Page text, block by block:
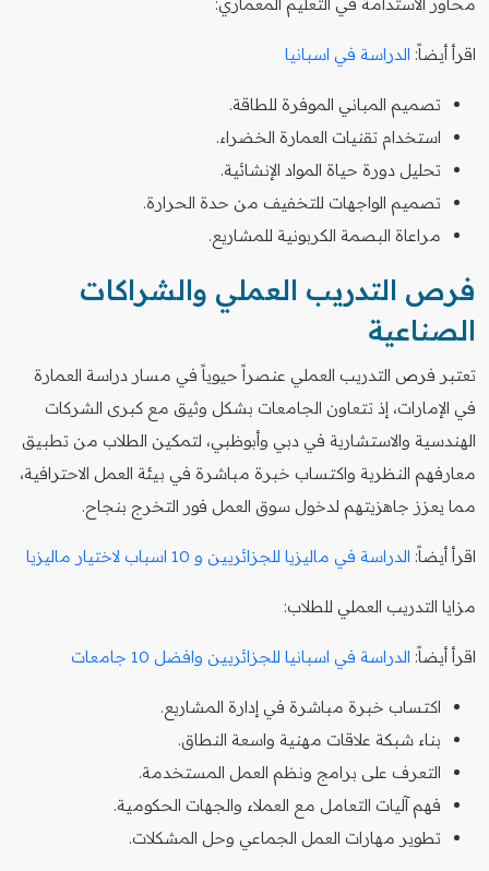
محاور الاستدامة في التعليم المعماري:
اقرأ أيضاً: الدراسة في اسبانيا
تصميم المباني الموفرة للطاقة.
استخدام تقنيات العمارة الخضراء.
تحليل دورة حياة المواد الإنشائية.
تصميم الواجهات للتخفيف من حدة الحرارة.
مراعاة البصمة الكربونية للمشاريع.
فرص التدريب العملي والشراكات
الصناعية
تعتبر فرص التدريب العملي عنصراً حيوياً في مسار دراسة العمارة
في الإمارات، إذ تتعاون الجامعات بشكل وثيق مع كبرى الشركات
الهندسية والاستشارية في دبي وأبوظبي، لتمكين الطلاب من تطبيق
معارفهم النظرية واكتساب خبرة مباشرة في بيئة العمل الاحترافية،
مما يعزز جاهزيتهم لدخول سوق العمل فور التخرج بنجاح.
اقرأ أيضاً: الدراسة في ماليزيا للجزائريين و 10 اسباب لاختيار ماليزيا
مزايا التدريب العملي للطلاب:
اقرأ أيضاً: الدراسة في اسبانيا للجزائريين وافضل 10 جامعات
اكتساب خبرة مباشرة في إدارة المشاريع.
بناء شبكة علاقات مهنية واسعة النطاق.
التعرف على برامج ونظم العمل المستخدمة.
فهم آليات التعامل مع العملاء والجهات الحكومية.
تطوير مهارات العمل الجماعي وحل المشكلات.